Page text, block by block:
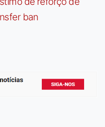
ban